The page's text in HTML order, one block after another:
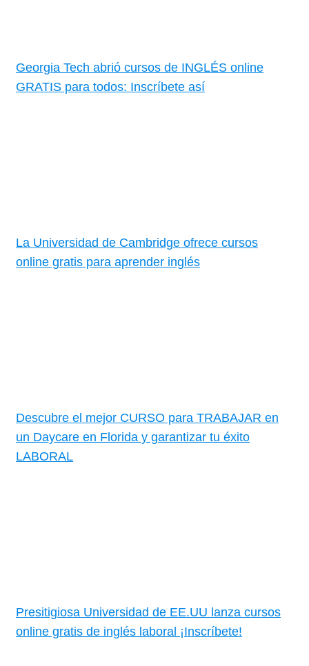
Georgia Tech abrió cursos de INGLÉS online
GRATIS para todos: Inscríbete así
La Universidad de Cambridge ofrece cursos
online gratis para aprender inglés
Descubre el mejor CURSO para TRABAJAR en
un Daycare en Florida y garantizar tu éxito
LABORAL
Presitigiosa Universidad de EE.UU lanza cursos
online gratis de inglés laboral ¡Inscríbete!